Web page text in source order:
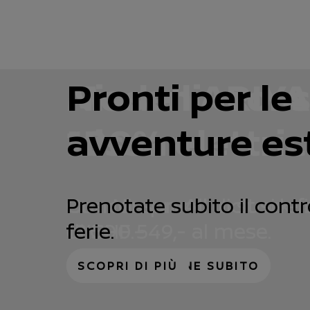
Nissan ARIYA
100%
Con Nissan All Inclusive
di CHF 549,- al mese.
APPROFITTATENE SUBITO
Modelli
Nissan
Ora con premi di stock
12’500.–
APPROFITTATENE SUBITO
Pronti per le
avventure
Prenotate subito il
ferie.
SCOPRI DI PIÙ